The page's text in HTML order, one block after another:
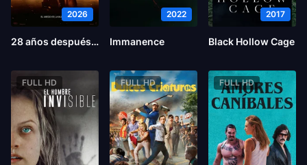
2026
28 años después: El templo de los huesos
2022
Immanence
2017
Black Hollow Cage
FULL HD FULL HD FULL HD